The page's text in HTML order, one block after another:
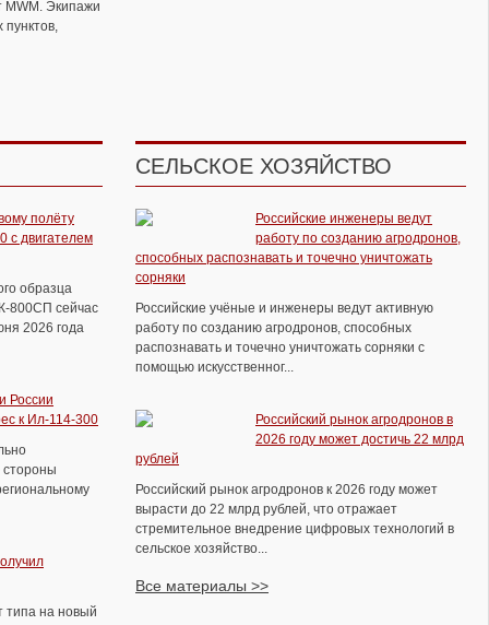
Полёты Ту 95мс со стрельбой из
кормовых пушек
Экипажи истребителей и
Экипажи
полёту
с двигателем
образца
800СП сейчас
2026 года
России
к Ил-114-300
стороны
типа на новый
СЕЛЬСКОЕ ХОЗЯЙСТВО
Российские инженеры ведут
работу по созданию агродронов,
способных распознавать и точечно уничтожать
сорняки
Российские учёные и инженеры ведут активную
работу по созданию агродронов, способных
распознавать и точечно уничтожать сорняки с
помощью искусственног...
Российский рынок агродронов в
2026 году может достичь 22 млрд
рублей
Российский рынок агродронов к 2026 году может
вырасти до 22 млрд рублей, что отражает
стремительное внедрение цифровых технологий в
сельское хозяйство...
Все материалы >>